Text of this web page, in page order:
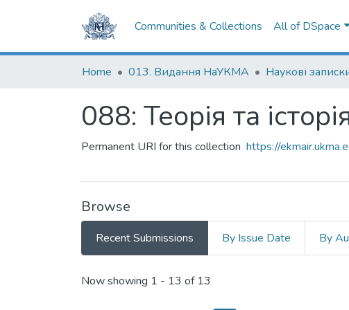
Communities & Collections All of DSpace
Home 013. Видання НаУКМА Наукові
088: Теорія та
Permanent URI for this collection https://
Browse
Recent Submissions By Issue Date By
Recent Submissions
Now showing 1 - 13 of 13